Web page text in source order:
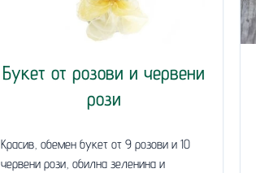
Букет от розови и червени
рози
Красив, обемен букет от 9 розови и 10
червени рози, обилна зеленина и